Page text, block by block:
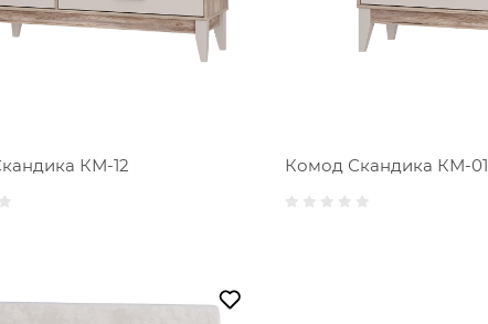
КМ-12 Комод Скандика КМ-01